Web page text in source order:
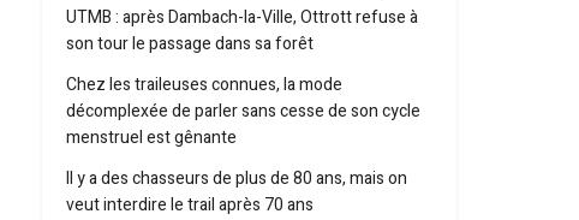
UTMB : après Dambach-la-Ville, Ottrott refuse à
son tour le passage dans sa forêt
Chez les traileuses connues, la mode
décomplexée de parler sans cesse de son cycle
menstruel est gênante
Il y a des chasseurs de plus de 80 ans, mais on
veut interdire le trail après 70 ans